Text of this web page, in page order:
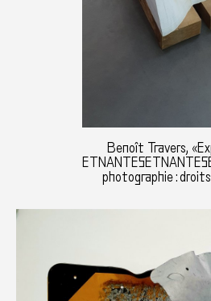
Benoît Travers,
photographie :